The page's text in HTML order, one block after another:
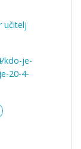
učitelj
kdo-je-
20-4-